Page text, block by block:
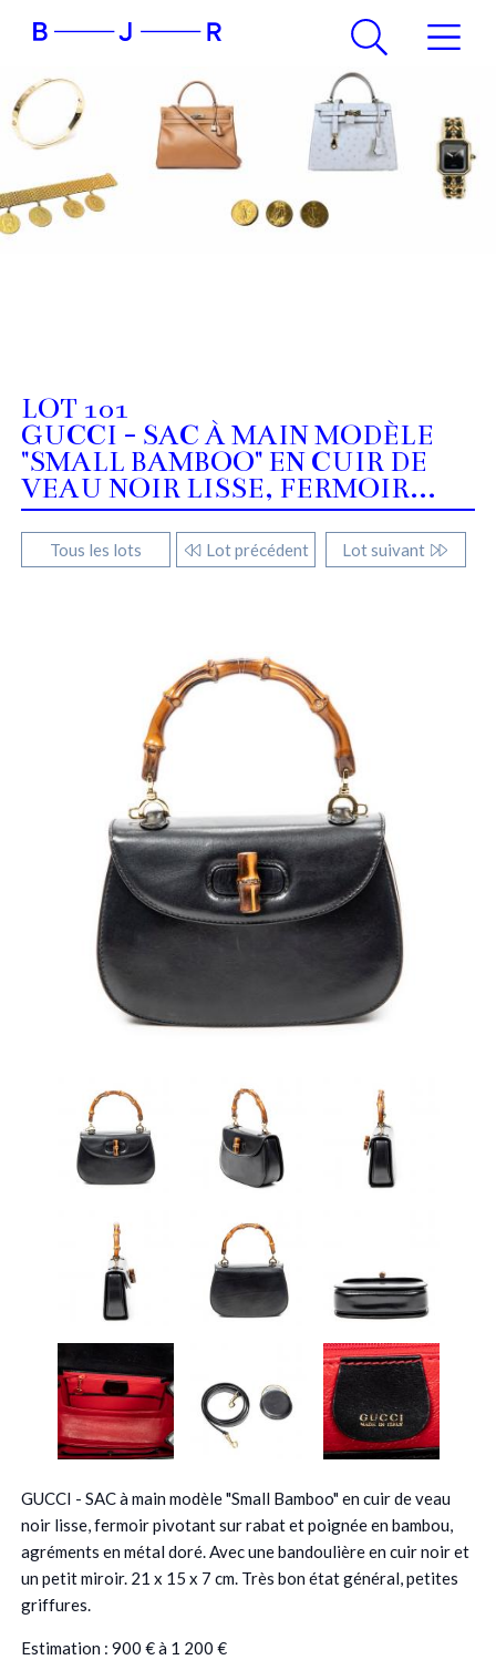
LOT 101
GUCCI - SAC À MAIN MODÈLE
"SMALL BAMBOO" EN CUIR DE
VEAU NOIR LISSE, FERMOIR...
Tous les lots Lot précédent Lot suivant
GUCCI - SAC à main modèle "Small Bamboo" en cuir de veau
noir lisse, fermoir pivotant sur rabat et poignée en bambou,
agréments en métal doré. Avec une bandoulière en cuir noir et
un petit miroir. 21 x 15 x 7 cm. Très bon état général, petites
griffures.
Estimation : 900 € à 1 200 €